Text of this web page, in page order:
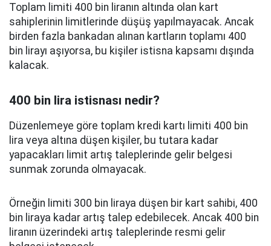
Toplam limiti 400 bin liranın altında olan kart
sahiplerinin limitlerinde düşüş yapılmayacak. Ancak
birden fazla bankadan alınan kartların toplamı 400
bin lirayı aşıyorsa, bu kişiler istisna kapsamı dışında
kalacak.
400 bin lira istisnası nedir?
Düzenlemeye göre toplam kredi kartı limiti 400 bin
lira veya altına düşen kişiler, bu tutara kadar
yapacakları limit artış taleplerinde gelir belgesi
sunmak zorunda olmayacak.
Örneğin limiti 300 bin liraya düşen bir kart sahibi, 400
bin liraya kadar artış talep edebilecek. Ancak 400 bin
liranın üzerindeki artış taleplerinde resmi gelir